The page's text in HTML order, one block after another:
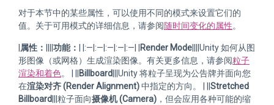
对于本节中的某些属性，可以使用不同的模式来设置它们的
值。关于可用模式的详细信息，请参阅随时间变化的属性。
属性： 功能： | |:—|:—|:—|:—|:—| | Render Mode ||||Unity 如何从图
形图像（或网格）生成渲染图像。有关更多信息，请参阅粒子
渲染和着色。 | || Billboard |||Unity 将粒子呈现为公告牌并面向您
在渲染对齐 (Render Alignment)中指定的方向。 | || Stretched
Billboard |||粒子面向摄像机 (Camera) ，但会应用各种可能的缩